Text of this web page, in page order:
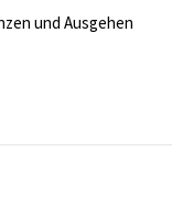
und Ausgehen